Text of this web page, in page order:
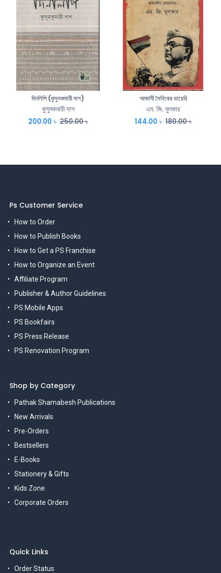
দিনলিপি (কুসুমকমারী দাশ)
কুসুমকমারী দাশ
200.00 ৳ 250.00৳
আজাদী সৈনিকের ডায়েরি
এম. জি. মুলকার
144.00 ৳ 180.00৳
Ps Customer Service
How to Order
How to Publish Books
How to Get a PS Franchise
How to Organize an Event
Affiliate Program
Publisher & Author Guidelines
PS Mobile Apps
PS Bookfairs
PS Press Release
PS Renovation Program
Shop by Category
Pathak Shamabesh Publications
New Arrivals
Pre-Orders
Bestsellers
E-Books
Stationery & Gifts
Kids Zone
Corporate Orders
Quick Links
Order Status